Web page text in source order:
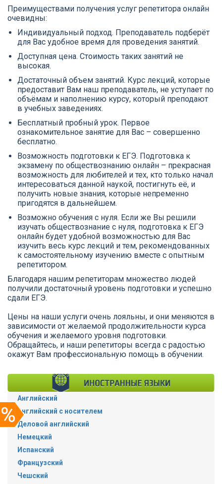
Преимуществами получения услуг репетитора онлайн
очевидны:
Индивидуальный подход. Преподаватель подберёт
для Вас удобное время для проведения занятий.
Доступная цена. Стоимость таких занятий не
высокая.
Достаточный объем занятий. Курс лекций, которые
предоставит Вам наш преподаватель, не уступает по
объёмам и наполнению курсу, который преподают
в учебных заведениях.
Бесплатный пробный урок. Первое
ознакомительное занятие для Вас – совершенно
бесплатно.
Возможность подготовки к ЕГЭ. Подготовка к
экзамену по обществознанию онлайн – прекрасная
возможность для любителей и тех, кто только начал
интересоваться данной наукой, постигнуть её, и
получить новые знания, которые непременно
пригодятся в дальнейшем.
Возможно обучения с нуля. Если же Вы решили
изучать обществознание с нуля, подготовка к ЕГЭ
онлайн будет удобной возможностью для Вас
изучить весь курс лекций и тем, рекомендованных
к самостоятельному изучению вместе с опытным
репетитором.
Благодаря нашим репетиторам множество людей
получили достаточный уровень подготовки и успешно
сдали ЕГЭ.
Цены на наши услуги очень лояльны, и они меняются в
зависимости от желаемой продолжительности курса
обучения и желаемого уровня подготовки.
Обращайтесь, и наши репетиторы всегда с радостью
окажут Вам профессиональную помощь в обучении.
Английский
Английский с носителем
Деловой английский
Немецкий
Испанский
Французский
Чешский